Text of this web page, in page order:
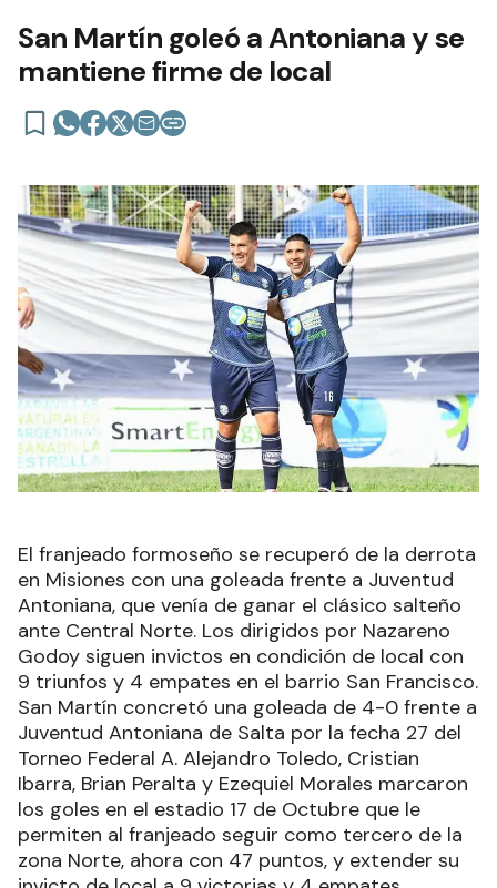
San Martín goleó a Antoniana y se
mantiene firme de local
El franjeado formoseño se recuperó de la derrota
en Misiones con una goleada frente a Juventud
Antoniana, que venía de ganar el clásico salteño
ante Central Norte. Los dirigidos por Nazareno
Godoy siguen invictos en condición de local con
9 triunfos y 4 empates en el barrio San Francisco.
San Martín concretó una goleada de 4-0 frente a
Juventud Antoniana de Salta por la fecha 27 del
Torneo Federal A. Alejandro Toledo, Cristian
Ibarra, Brian Peralta y Ezequiel Morales marcaron
los goles en el estadio 17 de Octubre que le
permiten al franjeado seguir como tercero de la
zona Norte, ahora con 47 puntos, y extender su